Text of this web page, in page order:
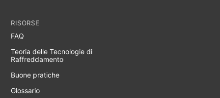
RISORSE
FAQ
Teoria delle Tecnologie di
Raffreddamento
Buone pratiche
Glossario